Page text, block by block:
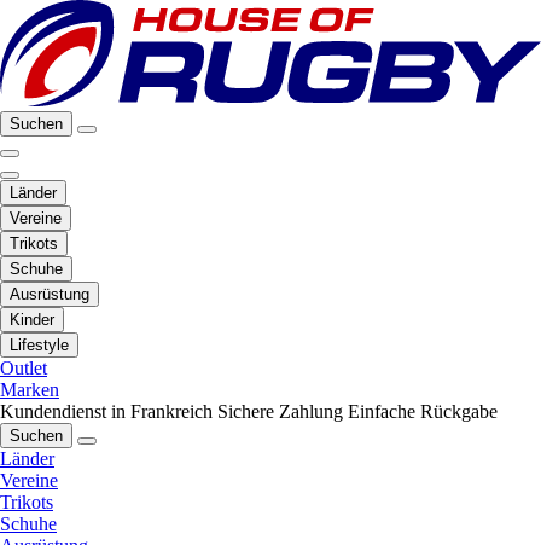
Suchen
Länder
Vereine
Trikots
Schuhe
Ausrüstung
Kinder
Lifestyle
Outlet
Marken
Kundendienst in Frankreich Sichere Zahlung Einfache Rückgabe
Suchen
Länder
Vereine
Trikots
Schuhe